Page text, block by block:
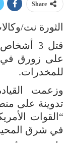
Share
الثورة نت/
قتل 3
على زورق في
للمخدرات.
وزعمت
تدوينة على
“القوات
في شرق